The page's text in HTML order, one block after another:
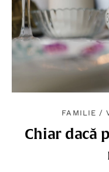
FAMILIE /
Chiar dacă